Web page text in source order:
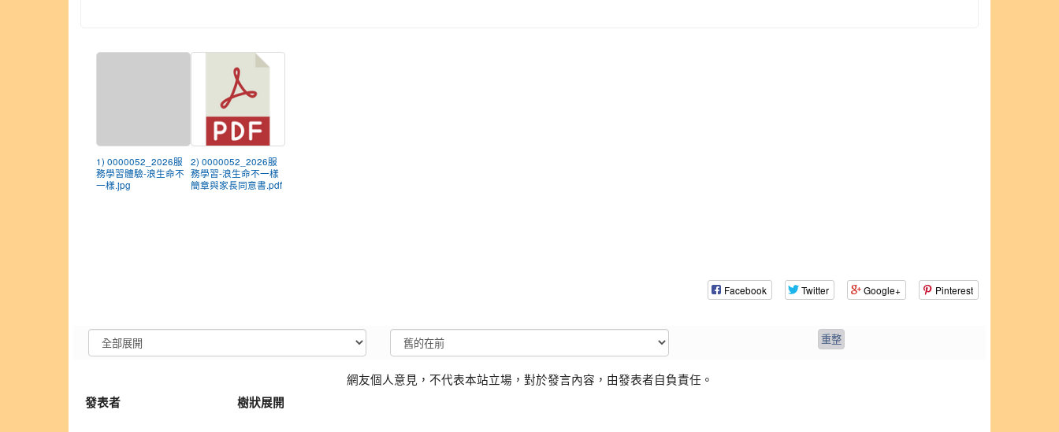
1) 0000052_2026服
務學習體驗-浪生命不
一樣.jpg
2) 0000052_2026服
務學習-浪生命不一樣
簡章與家長同意書.pdf
Facebook Twitter Google+ Pinterest
網友個人意見，不代表本站立場，對於發言內容，由發表者自負責任。
發表者
樹狀展開